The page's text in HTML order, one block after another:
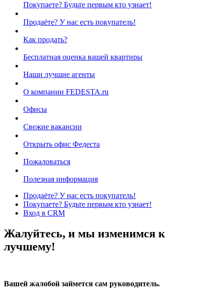
Покупаете? Будьте первым кто узнает!
Продаёте? У нас есть покупатель!
Как продать?
Бесплатная оценка вашей квартиры
Наши лучшие агенты
О компании FEDESTA.ru
Офисы
Свежие вакансии
Открыть офис Федеста
Пожаловаться
Полезная информация
Продаёте? У нас есть покупатель!
Покупаете? Будьте первым кто узнает!
Вход в CRM
Жалуйтесь, и мы изменимся к
лучшему!
Вашей жалобой займется сам руководитель.